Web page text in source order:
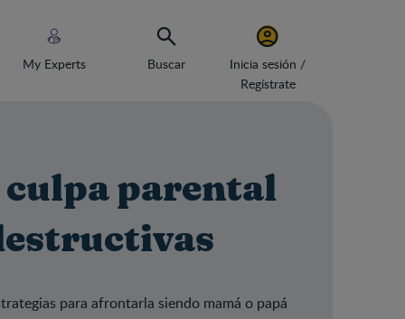
My Experts Buscar
Inicia sesión /
Regístrate
parental
para afrontarla siendo mamá o papá